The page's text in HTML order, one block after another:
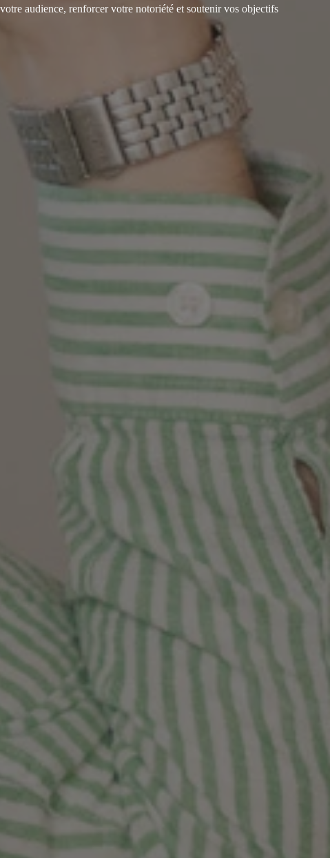
audience, renforcer votre notoriété et soutenir vos objectifs